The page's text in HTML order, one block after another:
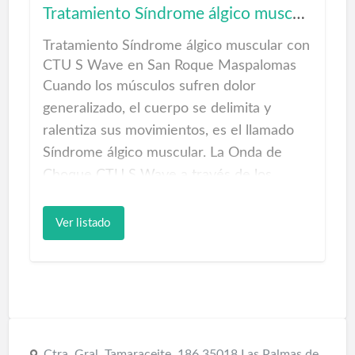
Mejores garantías.
Revisiones ópticas Gáldar
PURIFICADORES DE AIRE PARA
CLINICAS
Bomba Diamagnética CTU Mega 20
DOLOR
Tratamiento Síndrome álgico muscular
Tratamiento Síndrome álgico muscular con
CTU S Wave en San Roque Maspalomas
Cuando los músculos sufren dolor
generalizado, el cuerpo se delimita y
ralentiza sus movimientos, es el llamado
Síndrome álgico muscular. La Onda de
Choque CTU S Wave a través de los
tratadas ayudará a recuperar la fuerza y
recomposición de las fibras musculares.
Cada sesión se aplicará la onda de Choque
Ver listado